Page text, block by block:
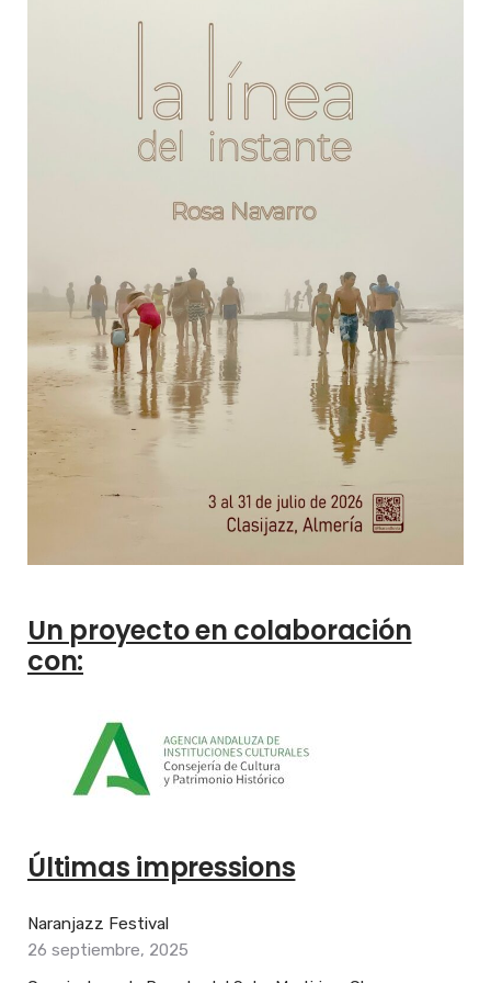
Un proyecto en colaboración
con:
Últimas impressions
Naranjazz Festival
26 septiembre, 2025